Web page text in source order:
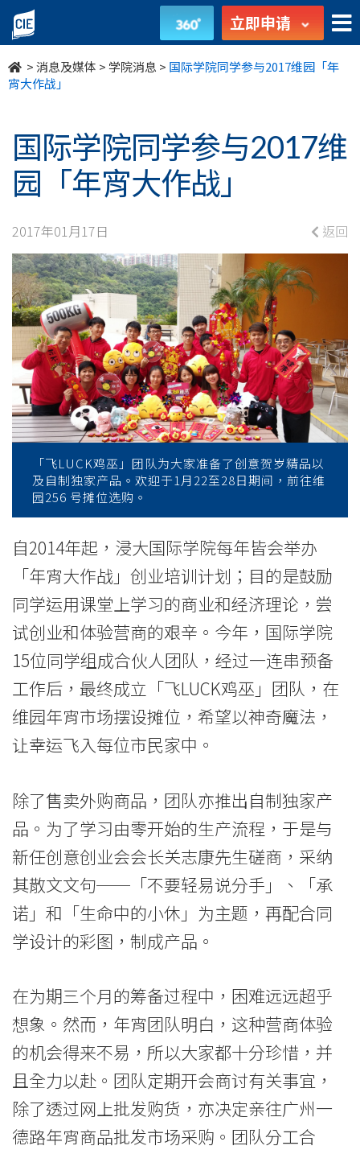
国
际
学
同
学
参
与
2017
维
园
「年
宵
战」
学
院
消
息
际
学
院
香
港
浸
会
大
学
立即申请
>消息及媒体 >学院消息 > 国际学院同学参与2017维园「年
宵大作战」
国际学院同学参与2017维
园「年宵大作战」
2017年01月17日 返回
「飞LUCK鸡巫」团队为大家准备了创意贺岁精品以
及自制独家产品。欢迎于1月22至28日期间，前往维
园256 号摊位选购。
自2014年起，浸大国际学院每年皆会举办
「年宵大作战」创业培训计划；目的是鼓励
同学运用课堂上学习的商业和经济理论，尝
试创业和体验营商的艰辛。今年，国际学院
15位同学组成合伙人团队，经过一连串预备
工作后，最终成立「飞LUCK鸡巫」团队，在
维园年宵市场摆设摊位，希望以神奇魔法，
让幸运飞入每位市民家中。
除了售卖外购商品，团队亦推出自制独家产
品。为了学习由零开始的生产流程，于是与
新任创意创业会会长关志康先生磋商，采纳
其散文文句──「不要轻易说分手」、「承
诺」和「生命中的小休」为主题，再配合同
学设计的彩图，制成产品。
在为期三个月的筹备过程中，困难远远超乎
想象。然而，年宵团队明白，这种营商体验
的机会得来不易，所以大家都十分珍惜，并
且全力以赴。团队定期开会商讨有关事宜，
除了透过网上批发购货，亦决定亲往广州一
德路年宵商品批发市场采购。团队分工合